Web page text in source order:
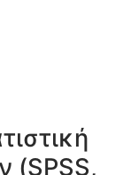
(SPSS,